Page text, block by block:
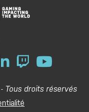
Tous droits réservés